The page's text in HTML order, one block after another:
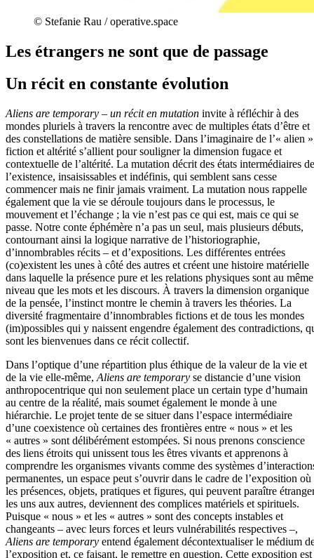
© Stefanie Rau / operative.space
Les étrangers ne sont que de passage
Un récit en constante évolution
Aliens are temporary – un récit en mutation invite à réfléchir à des
mondes pluriels à travers la rencontre avec de multiples états d’être et
des constellations de matière sensible. Dans l’imaginaire de l’« alien
fiction et altérité s’allient pour souligner la dimension fugace et
contextuelle de l’altérité. La mutation décrit des états intermédiaires de
l’existence, insaisissables et indéfinis, qui semblent sans cesse
commencer mais ne finir jamais vraiment. La mutation nous rappelle
également que la vie se déroule toujours dans le processus, le
mouvement et l’échange ; la vie n’est pas ce qui est, mais ce qui se
passe. Notre conte éphémère n’a pas un seul, mais plusieurs débuts,
contournant ainsi la logique narrative de l’historiographie,
d’innombrables récits – et d’expositions. Les différentes entrées
(co)existent les unes à côté des autres et créent une histoire matérielle
dans laquelle la présence pure et les relations physiques sont au même
niveau que les mots et les discours. À travers la dimension organique
de la pensée, l’instinct montre le chemin à travers les théories. La
diversité fragmentaire d’innombrables fictions et de tous les mondes
(im)possibles qui y naissent engendre également des contradictions,
sont les bienvenues dans ce récit collectif.
Dans l’optique d’une répartition plus éthique de la valeur de la vie et
de la vie elle-même, Aliens are temporary se distancie d’une vision
anthropocentrique qui non seulement place un certain type d’humain
au centre de la réalité, mais soumet également le monde à une
hiérarchie. Le projet tente de se situer dans l’espace intermédiaire
d’une coexistence où certaines des frontières entre « nous » et les
« autres » sont délibérément estompées. Si nous prenons conscience
des liens étroits qui unissent tous les êtres vivants et apprenons à
comprendre les organismes vivants comme des systèmes
permanentes, un espace peut s’ouvrir dans le cadre de l’exposition où
les présences, objets, pratiques et figures, qui peuvent paraître
les uns aux autres, deviennent des complices matériels et spirituels.
Puisque « nous » et les « autres » sont des concepts instables et
changeants – avec leurs forces et leurs vulnérabilités respectives –,
Aliens are temporary entend également décontextualiser le médium
l’exposition et, ce faisant, le remettre en question. Cette exposition est